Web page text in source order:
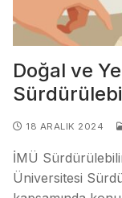
Doğal ve
18 ARALIK 2024
İMÜ
Üniversitesi